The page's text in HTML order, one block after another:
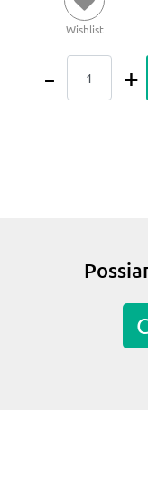
Wishlist